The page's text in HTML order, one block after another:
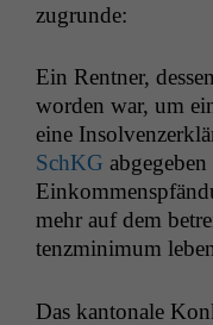
zugrunde:
Ein Rent­ner,
wor­den war, um
eine
SchKG
mehr auf dem
tenzmin­i­mum
Das kan­tonale